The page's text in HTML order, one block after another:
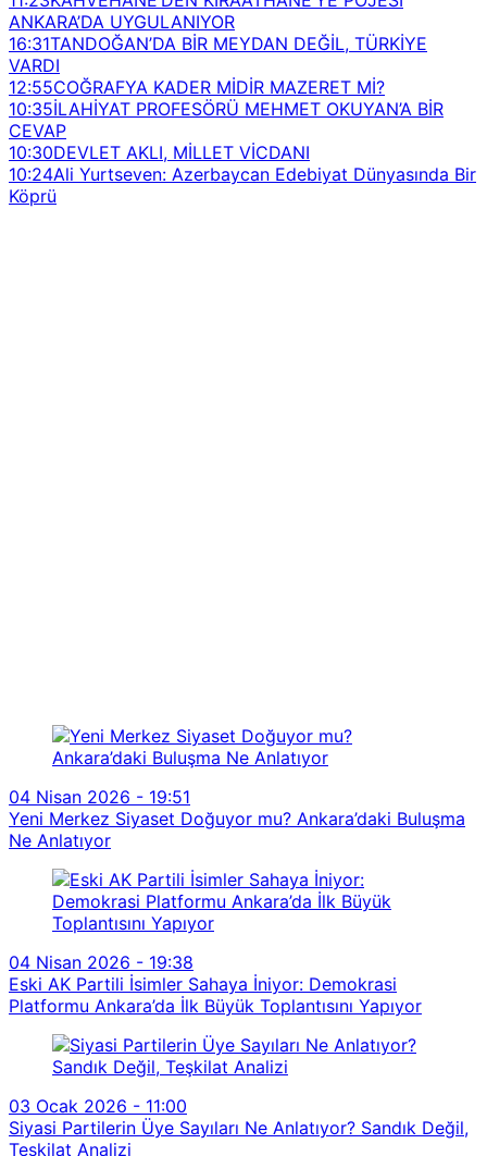
ANKARA’DA UYGULANIYOR
16:31TANDOĞAN’DA BİR MEYDAN DEĞİL, TÜRKİYE
VARDI
12:55COĞRAFYA KADER MİDİR MAZERET Mİ?
10:35İLAHİYAT PROFESÖRÜ MEHMET OKUYAN’A BİR
CEVAP
10:30DEVLET AKLI, MİLLET VİCDANI
10:24Ali Yurtseven: Azerbaycan Edebiyat Dünyasında Bir
Köprü
04 Nisan 2026 - 19:51
Yeni Merkez Siyaset Doğuyor mu? Ankara’daki Buluşma
Ne Anlatıyor
04 Nisan 2026 - 19:38
Eski AK Partili İsimler Sahaya İniyor: Demokrasi
Platformu Ankara’da İlk Büyük Toplantısını Yapıyor
03 Ocak 2026 - 11:00
Siyasi Partilerin Üye Sayıları Ne Anlatıyor? Sandık Değil,
Teşkilat Analizi